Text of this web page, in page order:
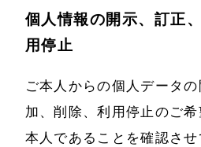
個人情報の開示、訂正
用停止
ご本人からの個人データ
加、削除、利用停止のご
本人であることを確認させ